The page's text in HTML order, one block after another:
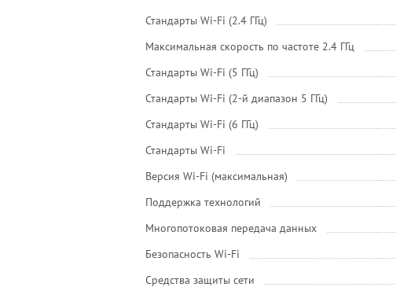
Стандарты Wi-Fi (2.4 ГГц)
Максимальная скорость по частоте 2.4 ГГц
Стандарты Wi-Fi (5 ГГц)
Стандарты Wi-Fi (2-й диапазон 5 ГГц)
Стандарты Wi-Fi (6 ГГц)
Стандарты Wi-Fi
Версия Wi-Fi (максимальная)
Поддержка технологий
Многопотоковая передача данных
Безопасность Wi-Fi
Средства защиты сети